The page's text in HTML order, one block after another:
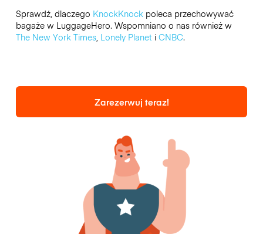
Sprawdź, dlaczego KnockKnockpoleca przechowywać
bagaże w LuggageHero. Wspomniano o nas również w
The New York Times, Lonely Planeti CNBC.
Zarezerwuj teraz!